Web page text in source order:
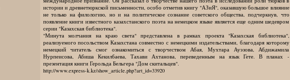
истории и древнетюркской письменности, особо отметив книгу "АЗиЯ", оказавшую большое влияние
не только на филологию, но и на политическое сознание советского общества, подчеркнув, что
появление книги известного казахстанского поэта на немецком языке является еще одним шедевром
серии "Казахская библиотека".
"Минута молчания на краю света" представлена в рамках проекта "Казахская библиотека",
реализуемого посольством Казахстана совместно с немецкими издательствами, благодаря которому
немецкий читатель смог ознакомиться с творчеством Абая, Мухтара Ауэзова, Абдижамила
Нурпеисова, Абиша Кекилбаева, Тахави Ахтанова, переведенным на язык Гете. В планах -
презентация книги Герольда Бельгера "Дом скитальцев".
http://www.express-k.kz/show_article.php?art_id=33920